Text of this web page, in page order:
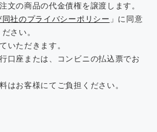
文の商品の代金債権を譲渡します。
社のプライバシーポリシー 」に同意
さい。
いただきます。
口座または、コンビニの払込票でお
お客様にてご負担ください。